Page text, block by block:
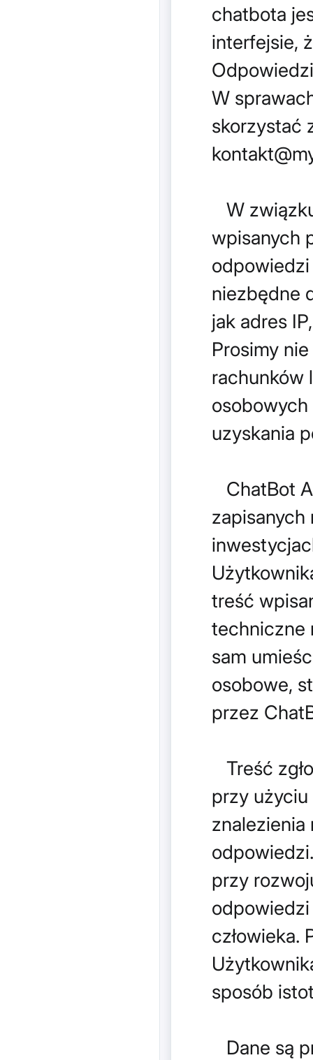
chatbota
interfejsie,
W
skorzystać
W
wpisanych
niezbędne
jak adres
Prosimy
rachunków
uzyskania
ChatBot
treść
techniczne
sam
osobowe,
przez
Treść
przy
przy
odpowiedzi
człowieka.
sposób
Dane są